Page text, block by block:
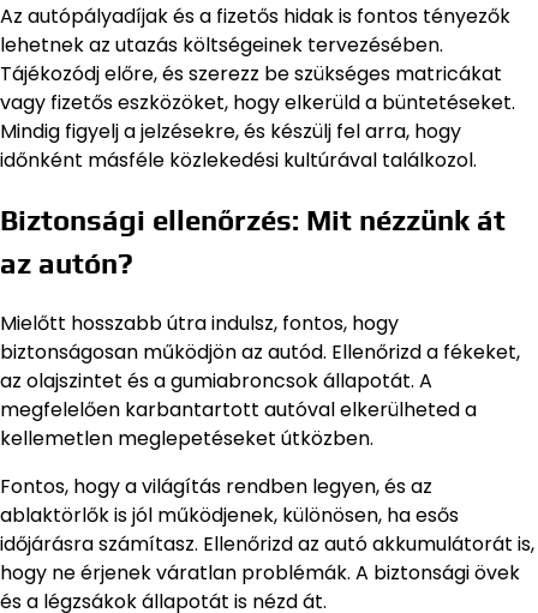
Az autópályadíjak és a fizetős hidak is fontos tényezők
lehetnek az utazás költségeinek tervezésében.
Tájékozódj előre, és szerezz be szükséges matricákat
vagy fizetős eszközöket, hogy elkerüld a büntetéseket.
Mindig figyelj a jelzésekre, és készülj fel arra, hogy
időnként másféle közlekedési kultúrával találkozol.
Biztonsági ellenőrzés: Mit nézzünk át
az autón?
Mielőtt hosszabb útra indulsz, fontos, hogy
biztonságosan működjön az autód. Ellenőrizd a fékeket,
az olajszintet és a gumiabroncsok állapotát. A
megfelelően karbantartott autóval elkerülheted a
kellemetlen meglepetéseket útközben.
Fontos, hogy a világítás rendben legyen, és az
ablaktörlők is jól működjenek, különösen, ha esős
időjárásra számítasz. Ellenőrizd az autó akkumulátorát is,
hogy ne érjenek váratlan problémák. A biztonsági övek
és a légzsákok állapotát is nézd át.